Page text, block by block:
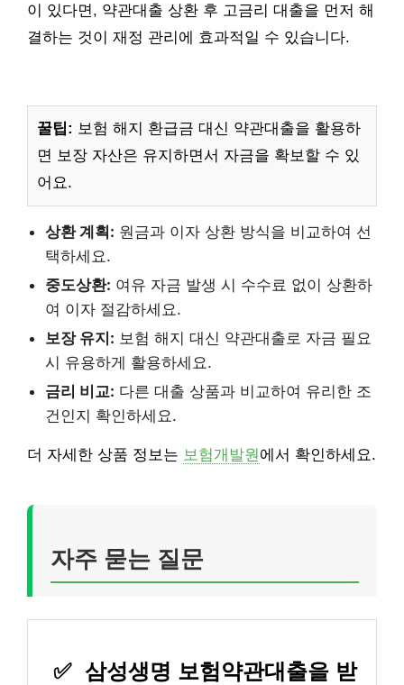
이 있다면, 약관대출 상환 후 고금리 대출을 먼저 해
결하는 것이 재정 관리에 효과적일 수 있습니다.
꿀팁: 보험 해지 환급금 대신 약관대출을 활용하
면 보장 자산은 유지하면서 자금을 확보할 수 있
어요.
상환 계획: 원금과 이자 상환 방식을 비교하여 선
택하세요.
중도상환: 여유 자금 발생 시 수수료 없이 상환하
여 이자 절감하세요.
보장 유지: 보험 해지 대신 약관대출로 자금 필요
시 유용하게 활용하세요.
금리 비교: 다른 대출 상품과 비교하여 유리한 조
건인지 확인하세요.
더 자세한 상품 정보는 보험개발원 에서 확인하세요.
자주 묻는 질문
✅ 삼성생명 보험약관대출을 받